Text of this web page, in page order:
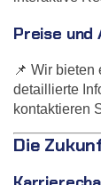
Preise und
📌 Wir
detaillierte
kontaktieren
Die